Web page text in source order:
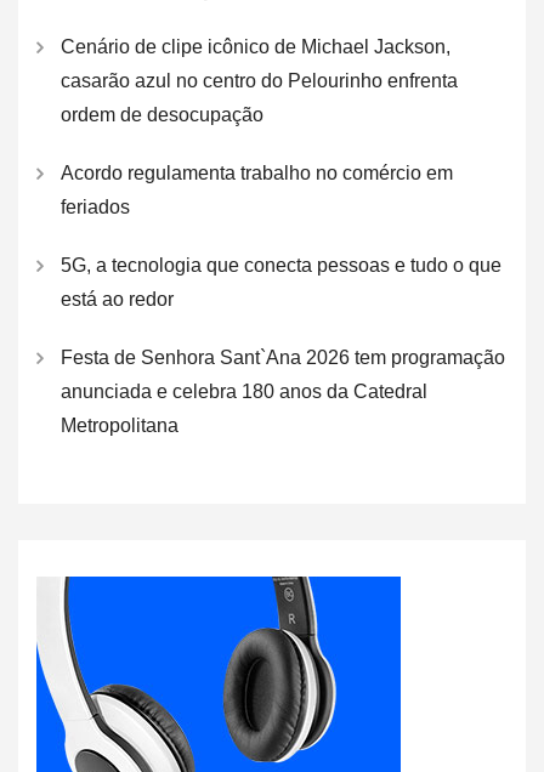
Cenário de clipe icônico de Michael Jackson,
casarão azul no centro do Pelourinho enfrenta
ordem de desocupação
Acordo regulamenta trabalho no comércio em
feriados
5G, a tecnologia que conecta pessoas e tudo o que
está ao redor
Festa de Senhora Sant`Ana 2026 tem programação
anunciada e celebra 180 anos da Catedral
Metropolitana